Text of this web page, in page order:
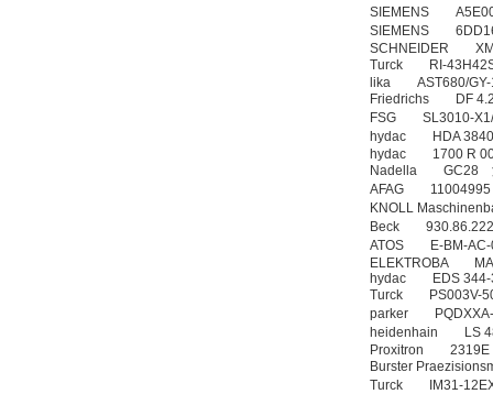
SIEMENS
SIEMENS
SCHNEIDER
Turck RI-
lika AST680/
Friedrichs DF
FSG SL3010-X1/
hydac HDA
hydac 1700 R
Nadella GC28
AFAG 11004995
KNOLL
Beck
ATOS E-BM-AC-
ELEKTROBA
hydac EDS
Turck PS003V-
parker PQDXXA-
heidenhain LS
Proxitron 2319E
Burster
Turck IM31-